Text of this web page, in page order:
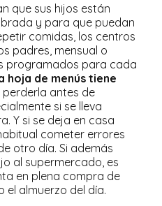
que sus hijos están
y para que puedan
comidas, los centros
padres, mensual o
programados para cada
hoja de menús tiene
perderla antes de
si se lleva
Y si se deja en casa
cometer errores
otro día. Si además
al supermercado, es
en plena compra de
el almuerzo del día.